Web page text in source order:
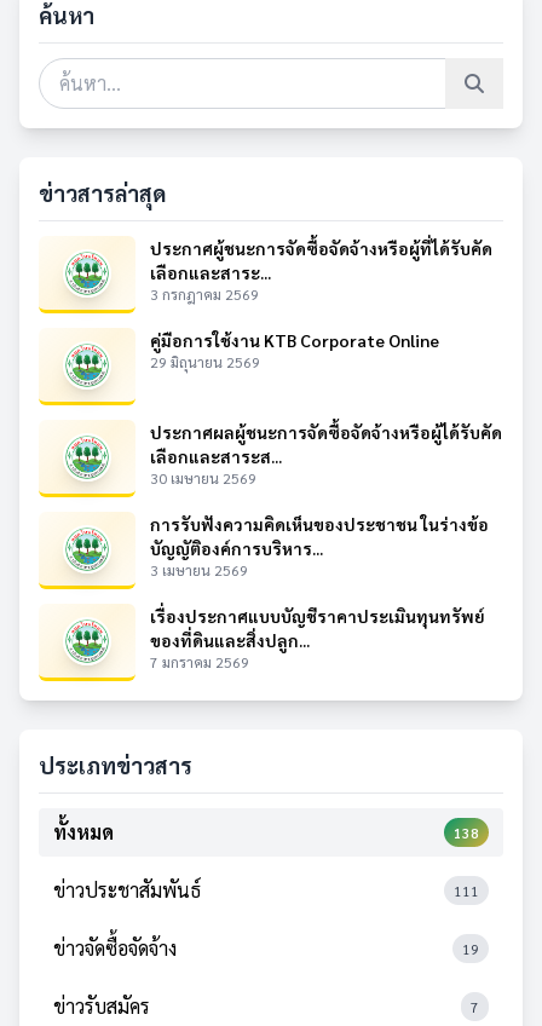
ค้นหา
ข่าวสารล่าสุด
ประกาศผู้ชนะการจัดซื้อจัดจ้างหรือผู้ที่ได้รับคัด
เลือกและสาระ...
3 กรกฎาคม 2569
คู่มือการใช้งาน KTB Corporate Online
29 มิถุนายน 2569
ประกาศผลผู้ชนะการจัดซื้อจัดจ้างหรือผู้ได้รับคัด
เลือกและสาระส...
30 เมษายน 2569
การรับฟังความคิดเห็นของประชาชน ในร่างข้อ
บัญญัติองค์การบริหาร...
3 เมษายน 2569
เรื่องประกาศแบบบัญชีราคาประเมินทุนทรัพย์
ของที่ดินและสิ่งปลูก...
7 มกราคม 2569
ประเภทข่าวสาร
ทั้งหมด 138
ข่าวประชาสัมพันธ์ 111
ข่าวจัดซื้อจัดจ้าง 19
ข่าวรับสมัคร 7